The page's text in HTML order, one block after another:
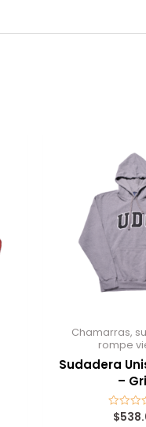
Chamarras,
rompe
Sudadera
–
Valorado
con
$